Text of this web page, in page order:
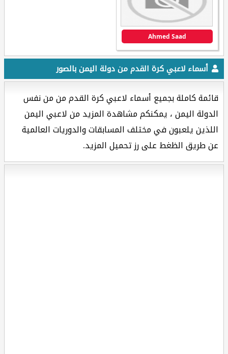
Ahmed Saad
أسماء لاعبي كرة القدم من دولة اليمن بالصور
قائمة كاملة بجميع أسماء لاعبي كرة القدم من من نفس
الدولة اليمن ، يمكنكم مشاهدة المزيد من لاعبي اليمن
اللذين يلعبون في مختلف المسابقات والدوريات العالمية
عن طريق الظغط على رز تحميل المزيد.